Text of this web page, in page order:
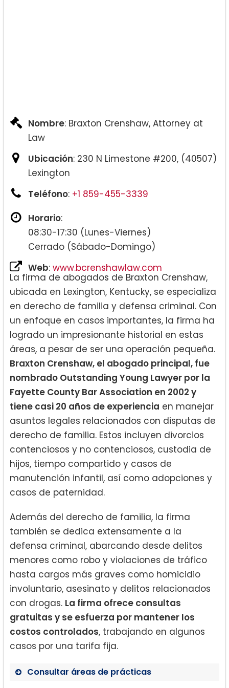
Cuestiones de Familias del Mismo
Sexo
Postnupciales
Dependencia/Negligencia/Abuso
Muerte por Negligencia
Nombre: Braxton Crenshaw, Attorney at
Law
Ubicación: 230 N Limestone #200, (40507)
Lexington
Teléfono: +1 859-455-3339
Horario:
08:30-17:30 (Lunes-Viernes)
Cerrado (Sábado-Domingo)
Web: www.bcrenshawlaw.com
La firma de abogados de Braxton Crenshaw,
ubicada en Lexington, Kentucky, se especializa
en derecho de familia y defensa criminal. Con
un enfoque en casos importantes, la firma ha
logrado un impresionante historial en estas
áreas, a pesar de ser una operación pequeña.
Braxton Crenshaw, el abogado principal, fue
nombrado Outstanding Young Lawyer por la
Fayette County Bar Association en 2002 y
tiene casi 20 años de experiencia en manejar
asuntos legales relacionados con disputas de
derecho de familia. Estos incluyen divorcios
contenciosos y no contenciosos, custodia de
hijos, tiempo compartido y casos de
manutención infantil, así como adopciones y
casos de paternidad.
Además del derecho de familia, la firma
también se dedica extensamente a la
defensa criminal, abarcando desde delitos
menores como robo y violaciones de tráfico
hasta cargos más graves como homicidio
involuntario, asesinato y delitos relacionados
con drogas. La firma ofrece consultas
gratuitas y se esfuerza por mantener los
costos controlados, trabajando en algunos
casos por una tarifa fija.
Consultar áreas de prácticas